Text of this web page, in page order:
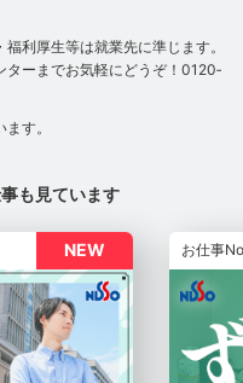
利厚生等は就業先に準じます。
ターまでお気軽にどうぞ！0120‐
す。
も見ています
NEW お仕事